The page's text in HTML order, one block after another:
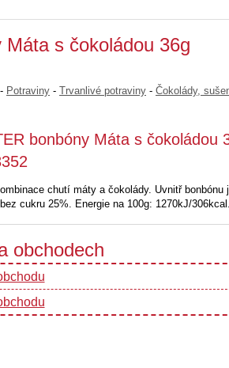
s čokoládou 36g
- Potraviny - Trvanlivé potraviny - Čokolády,
bonbóny Máta s čokoládou
chutí máty a čokolády. Uvnitř bonbónu
cukru 25%. Energie na 100g: 1270kJ/306kcal.
obchodech